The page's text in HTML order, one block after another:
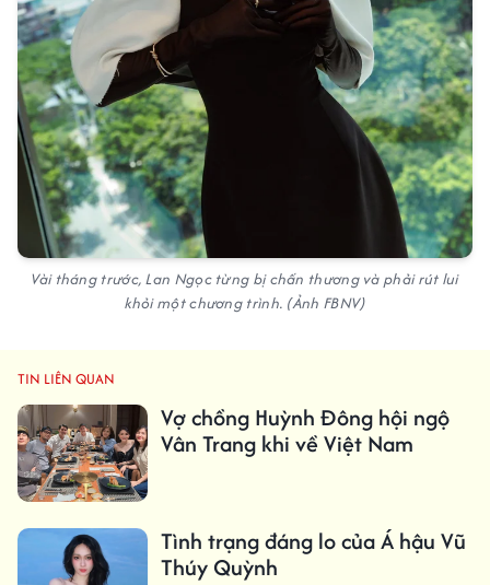
Vài tháng trước, Lan Ngọc từng bị chấn thương và phải rút lui
khỏi một chương trình. (Ảnh FBNV)
TIN LIÊN QUAN
Vợ chồng Huỳnh Đông hội ngộ
Vân Trang khi về Việt Nam
Tình trạng đáng lo của Á hậu Vũ
Thúy Quỳnh